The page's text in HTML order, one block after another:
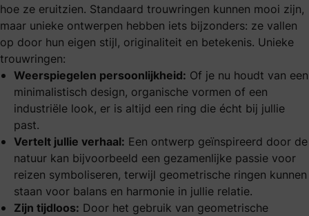
hoe ze eruitzien. Standaard trouwringen kunnen mooi zijn,
maar unieke ontwerpen hebben iets bijzonders: ze vallen
op door hun eigen stijl, originaliteit en betekenis. Unieke
trouwringen:
Weerspiegelen persoonlijkheid: Of je nu houdt van een
minimalistisch design, organische vormen of een
industriële look, er is altijd een ring die écht bij jullie
past.
Vertelt jullie verhaal: Een ontwerp geïnspireerd door de
natuur kan bijvoorbeeld een gezamenlijke passie voor
reizen symboliseren, terwijl geometrische ringen kunnen
staan voor balans en harmonie in jullie relatie.
Zijn tijdloos: Door het gebruik van geometrische